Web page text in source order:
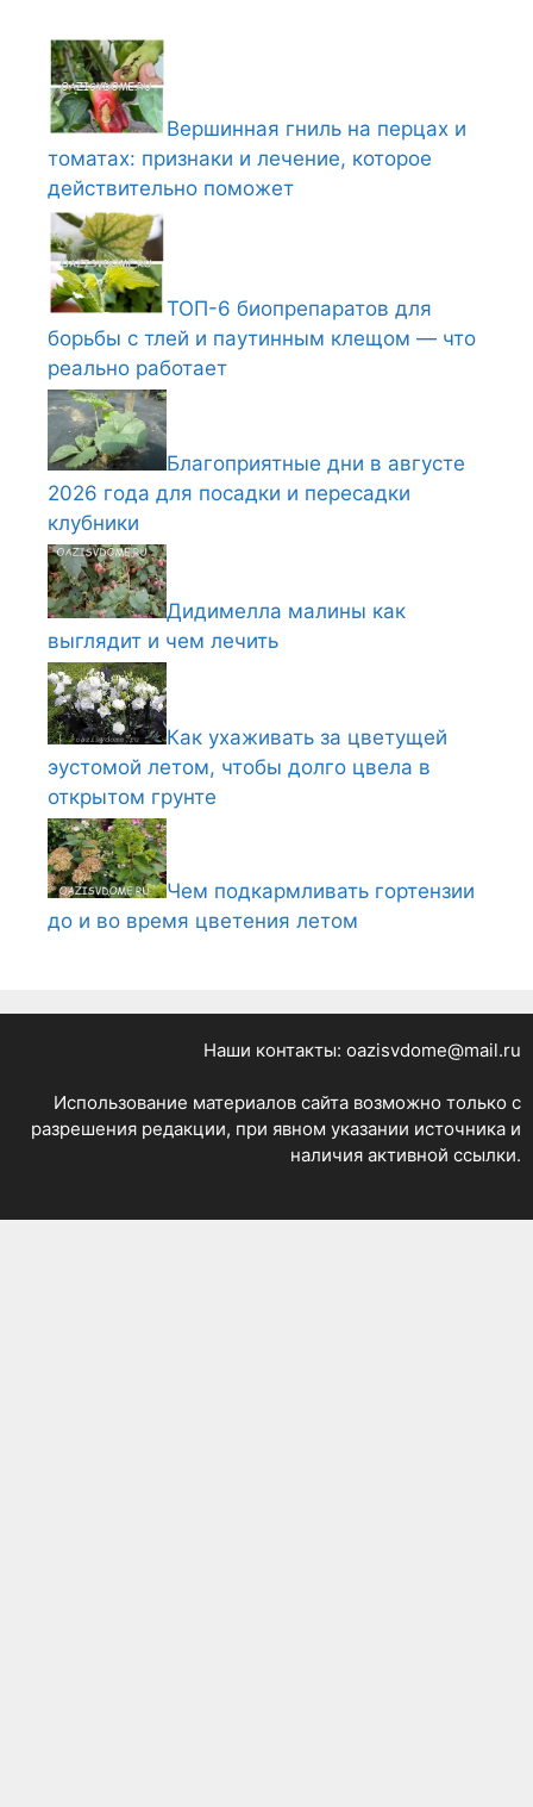
Вершинная гниль на перцах и
томатах: признаки и лечение, которое
действительно поможет
ТОП-6 биопрепаратов для
борьбы с тлей и паутинным клещом — что
реально работает
Благоприятные дни в августе
2026 года для посадки и пересадки
клубники
Дидимелла малины как
выглядит и чем лечить
Как ухаживать за цветущей
эустомой летом, чтобы долго цвела в
открытом грунте
Чем подкармливать гортензии
до и во время цветения летом
Наши контакты: oazisvdome@mail.ru
Использование материалов сайта возможно только с
разрешения редакции, при явном указании источника и
наличия активной ссылки.